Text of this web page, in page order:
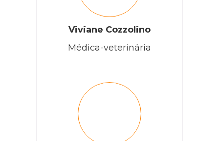
Viviane Cozzolino
Médica-veterinária